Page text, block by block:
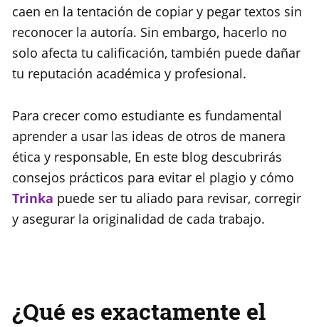
caen en la tentación de copiar y pegar textos sin
reconocer la autoría. Sin embargo, hacerlo no
solo afecta tu calificación, también puede dañar
tu reputación académica y profesional.
Para crecer como estudiante es fundamental
aprender a usar las ideas de otros de manera
ética y responsable, En este blog descubrirás
consejos prácticos para evitar el plagio y cómo
Trinka puede ser tu aliado para revisar, corregir
y asegurar la originalidad de cada trabajo.
¿Qué es exactamente el